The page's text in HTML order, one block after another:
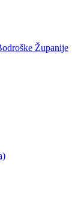
Županije